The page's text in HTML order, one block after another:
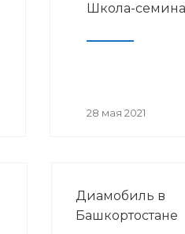
Школа-
28 мая 2021
Диамобиль в
Башкортостане